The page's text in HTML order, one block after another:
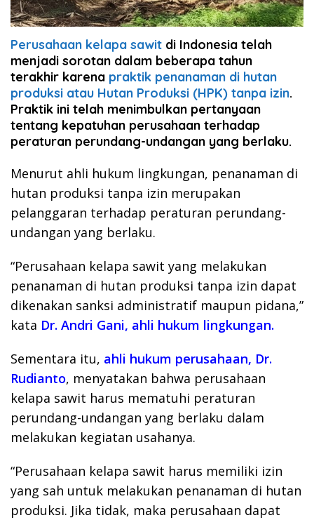
Perusahaan kelapa sawit di Indonesia telah
menjadi sorotan dalam beberapa tahun
terakhir karena praktik penanaman di hutan
produksi atau Hutan Produksi (HPK) tanpa izin.
Praktik ini telah menimbulkan pertanyaan
tentang kepatuhan perusahaan terhadap
peraturan perundang-undangan yang berlaku.
Menurut ahli hukum lingkungan, penanaman di
hutan produksi tanpa izin merupakan
pelanggaran terhadap peraturan perundang-
undangan yang berlaku.
“Perusahaan kelapa sawit yang melakukan
penanaman di hutan produksi tanpa izin dapat
dikenakan sanksi administratif maupun pidana,”
kata Dr. Andri Gani, ahli hukum lingkungan.
Sementara itu, ahli hukum perusahaan, Dr.
Rudianto, menyatakan bahwa perusahaan
kelapa sawit harus mematuhi peraturan
perundang-undangan yang berlaku dalam
melakukan kegiatan usahanya.
“Perusahaan kelapa sawit harus memiliki izin
yang sah untuk melakukan penanaman di hutan
produksi. Jika tidak, maka perusahaan dapat